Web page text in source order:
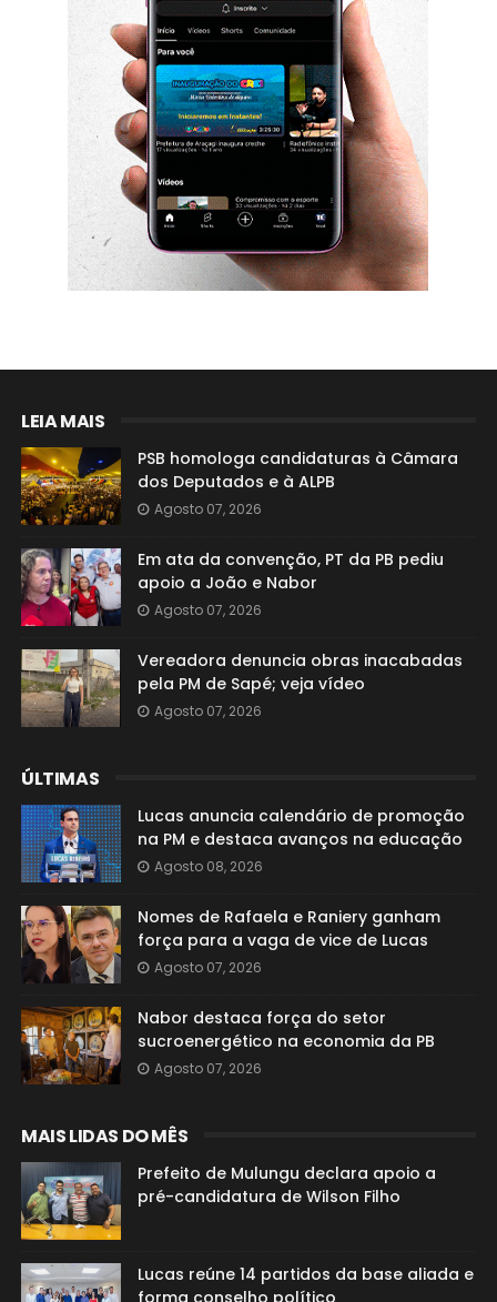
LEIA MAIS
PSB homologa candidaturas à Câmara
dos Deputados e à ALPB
Agosto 07, 2026
Em ata da convenção, PT da PB pediu
apoio a João e Nabor
Agosto 07, 2026
Vereadora denuncia obras inacabadas
pela PM de Sapé; veja vídeo
Agosto 07, 2026
ÚLTIMAS
Lucas anuncia calendário de promoção
na PM e destaca avanços na educação
Agosto 08, 2026
Nomes de Rafaela e Raniery ganham
força para a vaga de vice de Lucas
Agosto 07, 2026
Nabor destaca força do setor
sucroenergético na economia da PB
Agosto 07, 2026
MAIS LIDAS DO MÊS
Prefeito de Mulungu declara apoio a
pré-candidatura de Wilson Filho
Lucas reúne 14 partidos da base aliada e
forma conselho político